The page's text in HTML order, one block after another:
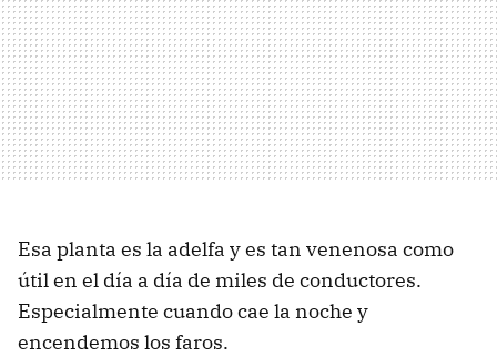
Esa planta es la adelfa y es tan venenosa como
útil en el día a día de miles de conductores.
Especialmente cuando cae la noche y
encendemos los faros.